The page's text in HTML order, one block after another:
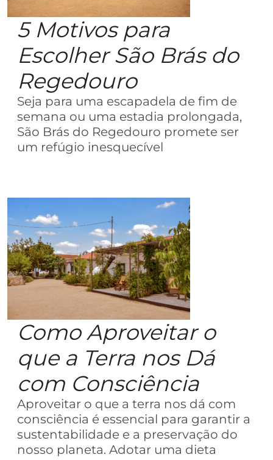
5 Motivos para
Escolher São Brás do
Regedouro
Seja para uma escapadela de fim de
semana ou uma estadia prolongada,
São Brás do Regedouro promete ser
um refúgio inesquecível
Como Aproveitar o
que a Terra nos Dá
com Consciência
Aproveitar o que a terra nos dá com
consciência é essencial para garantir a
sustentabilidade e a preservação do
nosso planeta. Adotar uma dieta